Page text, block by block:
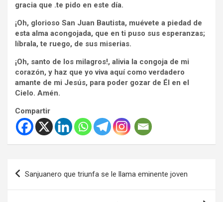
gracia que .te pido en este día.
¡Oh, glorioso San Juan Bautista, muévete a piedad de
esta alma acongojada, que en ti puso sus esperanzas;
líbrala, te ruego, de sus miserias.
¡Oh, santo de los milagros!, alivia la congoja de mi
corazón, y haz que yo viva aquí como verdadero
amante de mi Jesús, para poder gozar de Él en el
Cielo. Amén.
Compartir
Navegación
Sanjuanero que triunfa se le llama eminente joven